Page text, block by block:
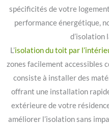
spécificités de votre
performance énergétique,
d’isolation
L’isolation du toit par
zones facilement accessibles
consiste à installer des
offrant une installation
extérieure de votre
améliorer l’isolation sans